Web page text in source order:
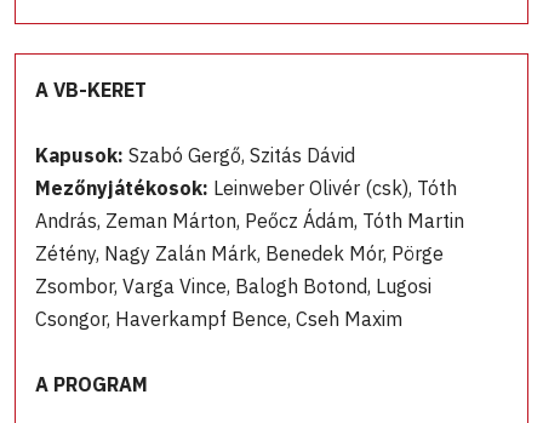
A VB-KERET
Kapusok: Szabó Gergő, Szitás Dávid
Mezőnyjátékosok: Leinweber Olivér (csk), Tóth
András, Zeman Márton, Peőcz Ádám, Tóth Martin
Zétény, Nagy Zalán Márk, Benedek Mór, Pörge
Zsombor, Varga Vince, Balogh Botond, Lugosi
Csongor, Haverkampf Bence, Cseh Maxim
A PROGRAM